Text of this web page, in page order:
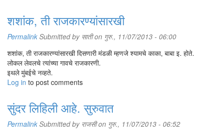
शशांक, ती राजकारण्यांसारखी
Permalink Submitted by सातीon गुरु., 11/07/2013 - 06:00
शशांक, ती राजकारण्यांसारखी दिसणारी मंडळी म्हणजे श्यामचे काका, बाबा इ. होते.
लोकल लेवलचे त्यांच्या गावचे राजकारणी.
इथले मुंबईचे नव्हते.
Log in to post comments
सुंदर लिहिली आहे. सुरुवात
Permalink Submitted by राजसीon गुरु., 11/07/2013 - 06:52